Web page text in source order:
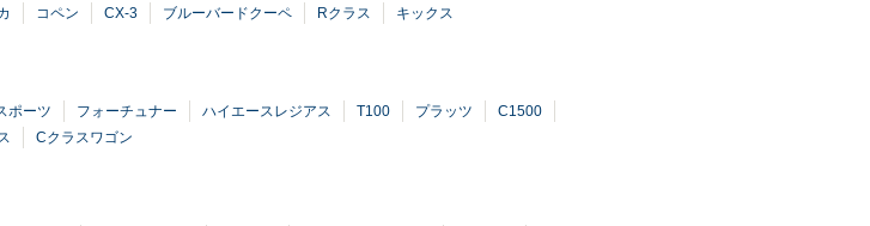
コペン CX-3 ブルーバードクーペ Rクラス キックス
ポーツ フォーチュナー ハイエースレジアス T100 プラッツ
C1500
Cクラスワゴン